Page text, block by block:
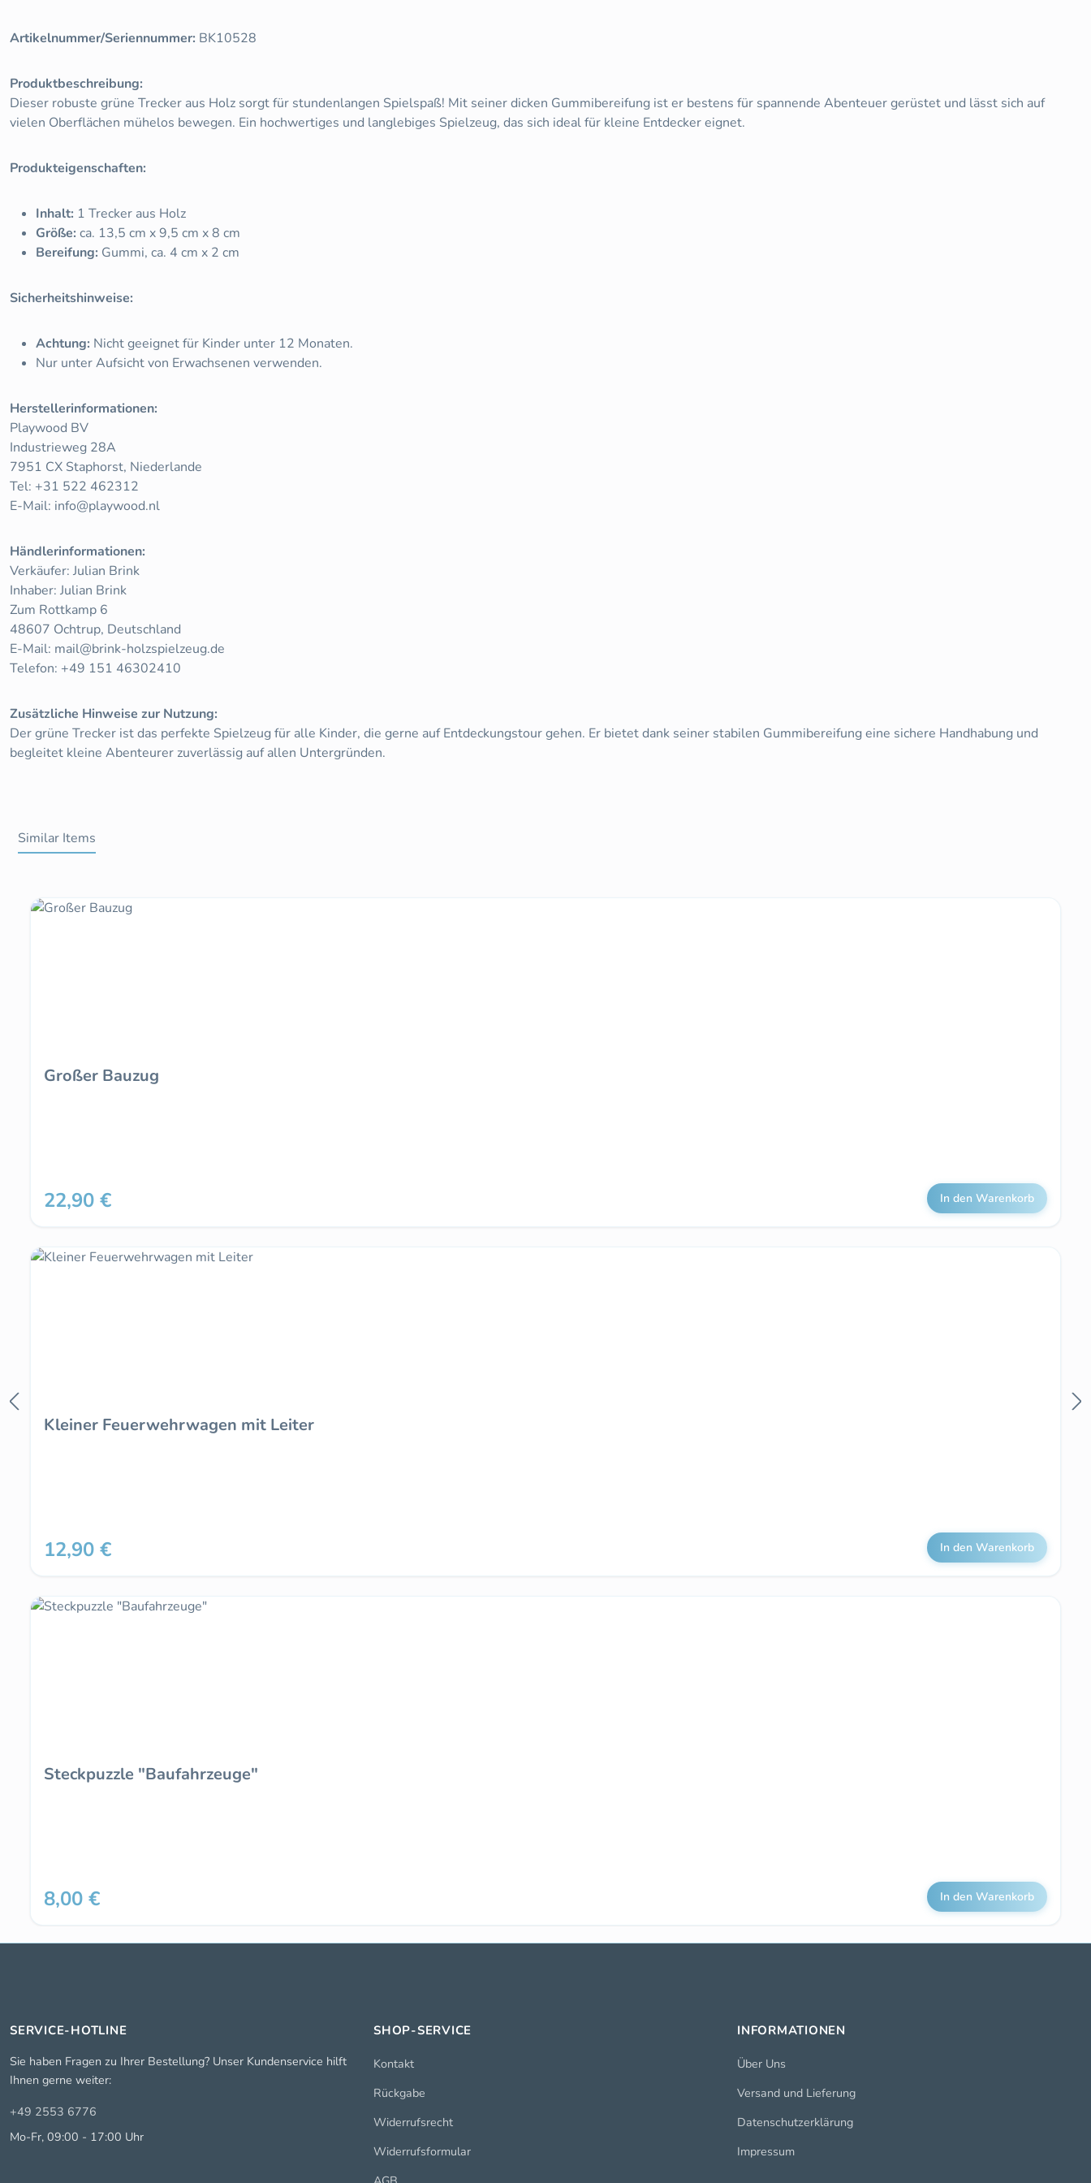
Artikelnummer/Seriennummer: BK10528
Produktbeschreibung:
Dieser robuste grüne Trecker aus Holz sorgt für stundenlangen Spielspaß! Mit seiner dicken Gummibereifung ist er bestens für spannende Abenteuer gerüstet und lässt sich auf
vielen Oberflächen mühelos bewegen. Ein hochwertiges und langlebiges Spielzeug, das sich ideal für kleine Entdecker eignet.
Produkteigenschaften:
Inhalt: 1 Trecker aus Holz
Größe: ca. 13,5 cm x 9,5 cm x 8 cm
Bereifung: Gummi, ca. 4 cm x 2 cm
Sicherheitshinweise:
Achtung: Nicht geeignet für Kinder unter 12 Monaten.
Nur unter Aufsicht von Erwachsenen verwenden.
Herstellerinformationen:
Playwood BV
Industrieweg 28A
7951 CX Staphorst, Niederlande
Tel: +31 522 462312
E-Mail: info@playwood.nl
Händlerinformationen:
Verkäufer: Julian Brink
Inhaber: Julian Brink
Zum Rottkamp 6
48607 Ochtrup, Deutschland
E-Mail: mail@brink-holzspielzeug.de
Telefon: +49 151 46302410
Zusätzliche Hinweise zur Nutzung:
Der grüne Trecker ist das perfekte Spielzeug für alle Kinder, die gerne auf Entdeckungstour gehen. Er bietet dank seiner stabilen Gummibereifung eine sichere Handhabung und
begleitet kleine Abenteurer zuverlässig auf allen Untergründen.
Similar Items
Großer Bauzug
Regulärer Preis:
22,90 € In den Warenkorb
Kleiner Feuerwehrwagen mit Leiter
Regulärer Preis:
12,90 € In den Warenkorb
Steckpuzzle "Baufahrzeuge"
Regulärer Preis:
8,00 € In den Warenkorb
SERVICE-HOTLINE
Sie haben Fragen zu Ihrer Bestellung? Unser Kundenservice hilft
Ihnen gerne weiter:
+49 2553 6776
Mo-Fr, 09:00 - 17:00 Uhr
SHOP-SERVICE
Kontakt
Rückgabe
Widerrufsrecht
Widerrufsformular
INFORMATIONEN
Über Uns
Versand und Lieferung
Datenschutzerklärung
Impressum